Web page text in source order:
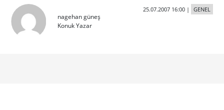
nagehan güneş
Konuk Yazar
25.07.2007 16:00| GENEL